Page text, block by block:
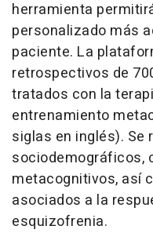
herramienta
personalizado más
paciente. La
retrospectivos de
tratados con la
entrenamiento
siglas en inglés). Se
sociodemográficos,
metacognitivos, así
asociados a la
esquizofrenia.